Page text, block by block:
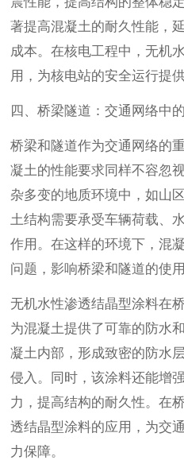
著提高混凝土的耐久性能，
成本。在核电工程中，无机
用，为核电站的安全运行提
四、桥梁隧道：交通网络中
桥梁和隧道作为交通网络的
凝土的性能要求同样不容忽
杂多变的地质环境中，如山
土结构需要承受车辆荷载、
作用。在这样的环境下，混
问题，影响桥梁和隧道的使
无机水性渗透结晶型涂料在
为混凝土提供了可靠的防水
凝土内部，形成致密的防水
侵入。同时，该涂料还能增
力，提高结构的耐久性。在
透结晶型涂料的应用，为交
力保障。